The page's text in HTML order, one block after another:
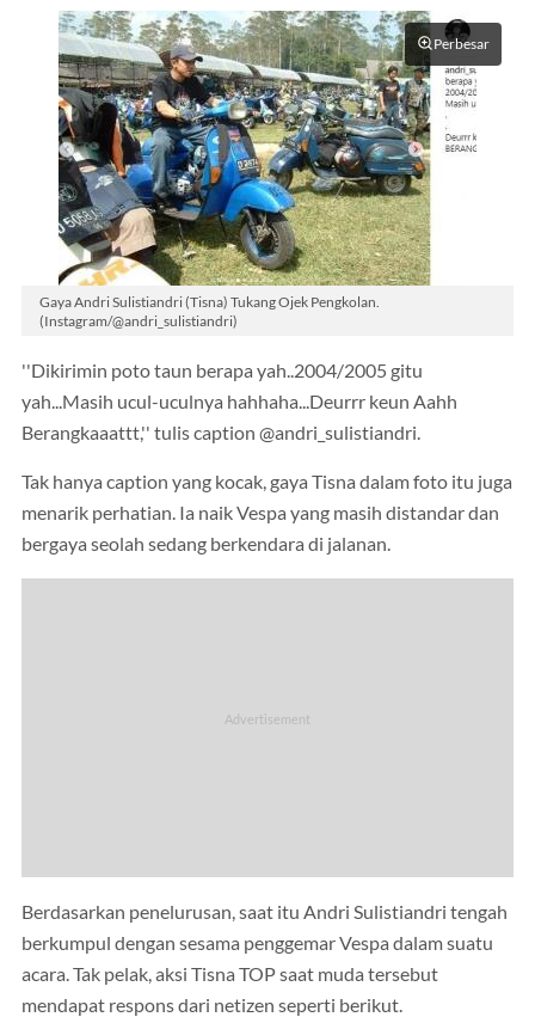
Perbesar
Gaya Andri Sulistiandri (Tisna) Tukang Ojek Pengkolan.
(Instagram/@andri_sulistiandri)
''Dikirimin poto taun berapa yah..2004/2005 gitu
yah...Masih ucul-uculnya hahhaha...Deurrr keun Aahh
Berangkaaattt,'' tulis caption @andri_sulistiandri.
Tak hanya caption yang kocak, gaya Tisna dalam foto itu juga
menarik perhatian. Ia naik Vespa yang masih distandar dan
bergaya seolah sedang berkendara di jalanan.
Berdasarkan penelurusan, saat itu Andri Sulistiandri tengah
berkumpul dengan sesama penggemar Vespa dalam suatu
acara. Tak pelak, aksi Tisna TOP saat muda tersebut
mendapat respons dari netizen seperti berikut.